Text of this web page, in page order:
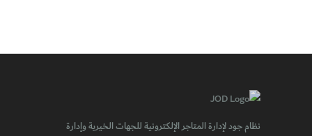
نظام جود لإدارة المتاجر الإلكترونية للجهات الخيرية وإدارة